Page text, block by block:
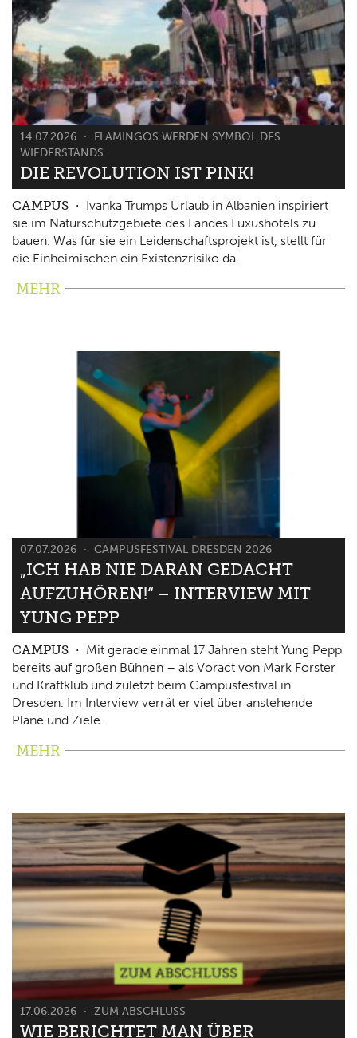
14.07.2026
FLAMINGOS WERDEN SYMBOL DES
WIEDERSTANDS
DIE REVOLUTION IST PINK!
CAMPUS
Ivanka Trumps Urlaub in Albanien inspiriert
sie im Naturschutzgebiete des Landes Luxushotels zu
bauen. Was für sie ein Leidenschaftsprojekt ist, stellt für
die Einheimischen ein Existenzrisiko da.
MEHR
07.07.2026 CAMPUSFESTIVAL DRESDEN 2026
„ICH HAB NIE DARAN GEDACHT
AUFZUHÖREN!“ – INTERVIEW MIT
YUNG PEPP
CAMPUS
Mit gerade einmal 17 Jahren steht Yung Pepp
bereits auf großen Bühnen – als Voract von Mark Forster
und Kraftklub und zuletzt beim Campusfestival in
Dresden. Im Interview verrät er viel über anstehende
Pläne und Ziele.
MEHR
17.06.2026 ZUM ABSCHLUSS
WIE BERICHTET MAN ÜBER